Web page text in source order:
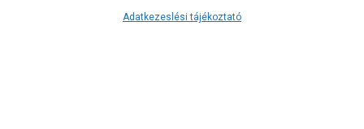
Adatkezeslési tájékoztató